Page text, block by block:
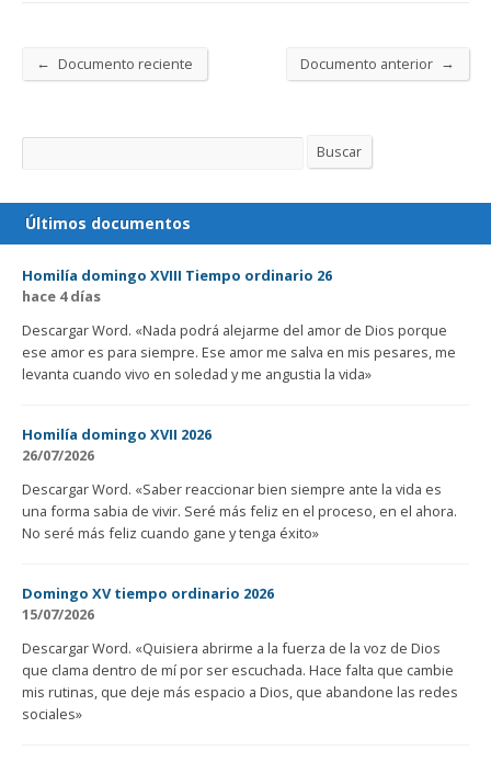
← Documento reciente Documento anterior →
Buscar Buscar
Últimos documentos
Homilía domingo XVIII Tiempo ordinario 26
hace 4 días
Descargar Word. «Nada podrá alejarme del amor de Dios porque
ese amor es para siempre. Ese amor me salva en mis pesares, me
levanta cuando vivo en soledad y me angustia la vida»
Homilía domingo XVII 2026
26/07/2026
Descargar Word. «Saber reaccionar bien siempre ante la vida es
una forma sabia de vivir. Seré más feliz en el proceso, en el ahora.
No seré más feliz cuando gane y tenga éxito»
Domingo XV tiempo ordinario 2026
15/07/2026
Descargar Word. «Quisiera abrirme a la fuerza de la voz de Dios
que clama dentro de mí por ser escuchada. Hace falta que cambie
mis rutinas, que deje más espacio a Dios, que abandone las redes
sociales»